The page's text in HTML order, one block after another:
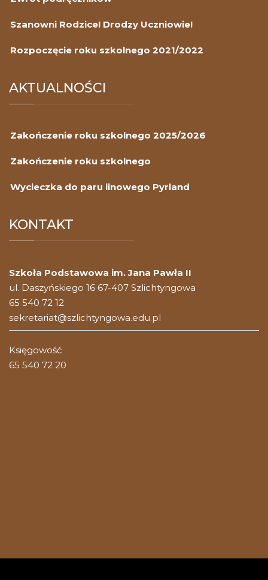
Szanowni Rodzice! Drodzy Uczniowie!
Rozpoczęcie roku szkolnego 2021/2022
AKTUALNOŚCI
Zakończenie roku szkolnego 2025/2026
Zakończenie roku szkolnego
Wycieczka do paru linowego Pyrland
KONTAKT
Szkoła Podstawowa im. Jana Pawła II
ul. Daszyńskiego 16 67-407 Szlichtyngowa
65 540 72 12
sekretariat@szlichtyngowa.edu.pl
Księgowość
65 540 72 20